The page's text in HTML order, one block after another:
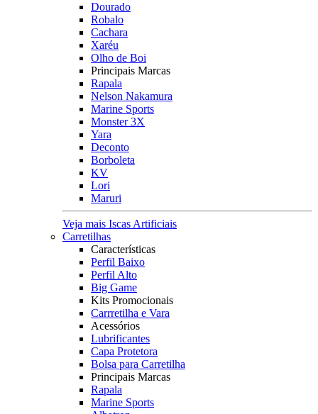
Dourado
Robalo
Cachara
Xaréu
Olho de Boi
Principais Marcas
Rapala
Nelson Nakamura
Marine Sports
Monster 3X
Yara
Deconto
Borboleta
KV
Lori
Maruri
Veja mais Iscas Artificiais
Carretilhas
Características
Perfil Baixo
Perfil Alto
Big Game
Kits Promocionais
Carrretilha e Vara
Acessórios
Lubrificantes
Capa Protetora
Bolsa para Carretilha
Principais Marcas
Rapala
Marine Sports